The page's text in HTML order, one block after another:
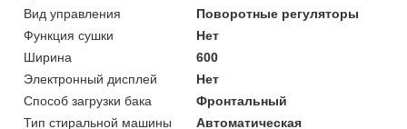
Вид управления
Поворотные регуляторы
Функция сушки
Нет
Ширина
600
Электронный дисплей
Нет
Способ загрузки бака
Фронтальный
Тип стиральной машины
Автоматическая